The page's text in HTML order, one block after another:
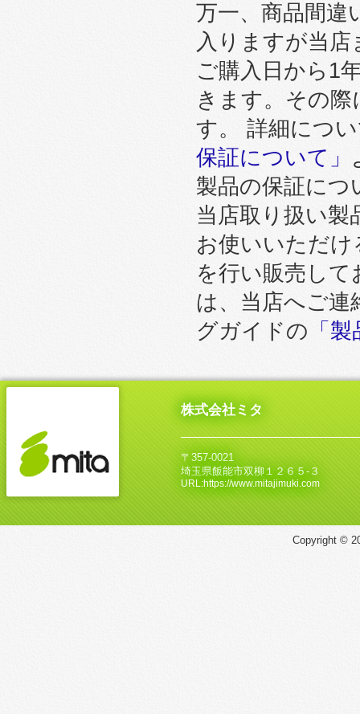
万一、商品間違
入りますが当
ご購入日から1
きます。その
す。 詳細につ
保証について」
製品の保証につ
当店取り扱い
お使いいただけ
を行い販売し
は、当店へご
グガイドの 「
株式会社ミタ
〒357-0021
埼玉県飯能市双柳１２６５‐３
URL:https://www.mitajimuki.com
Copyright ©